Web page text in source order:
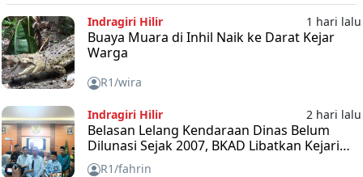
Indragiri Hilir 1 hari lalu
Buaya Muara di Inhil Naik ke Darat Kejar
Warga
R1/wira
Indragiri Hilir 2 hari lalu
Belasan Lelang Kendaraan Dinas Belum
Dilunasi Sejak 2007, BKAD Libatkan Kejari
InhilR1/fahrin